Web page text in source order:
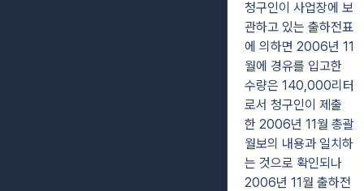
청구인이 사업장에 보
관하고 있는 출하전표
에 의하면 2006년 11
월에 경유를 입고한
수량은 140,000리터
로서 청구인이 제출
한 2006년 11월 총괄
월보의 내용과 일치하
는 것으로 확인되나
2006년 11월 출하전